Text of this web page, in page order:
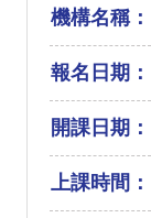
機構名稱：
報名日期：
開課日期：
上課時間：